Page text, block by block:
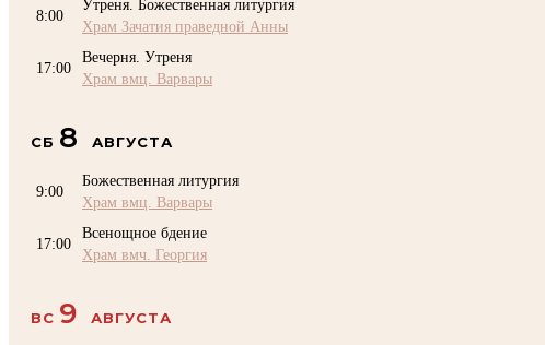
8:00
Утреня. Божественная литургия
Храм Зачатия праведной Анны
17:00
Вечерня. Утреня
Храм вмц. Варвары
СБ 8 АВГУСТА
9:00
Божественная литургия
Храм вмц. Варвары
17:00
Всенощное бдение
Храм вмч. Георгия
ВС 9 АВГУСТА